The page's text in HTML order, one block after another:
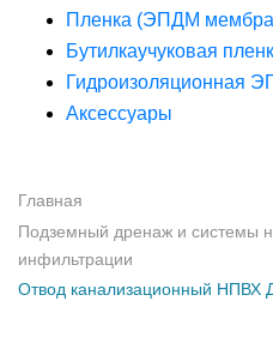
Пленка (ЭПДМ
Бутилкаучуковая
Гидроизоляционная
Аксессуары
Главная
Подземный дренаж и системы
инфильтрации
Отвод канализационный